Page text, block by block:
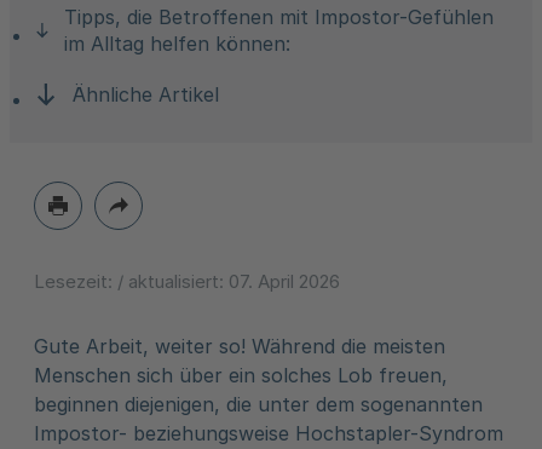
Tipps, die Betroffenen mit Impostor-Gefühlen
im Alltag helfen können:
Ähnliche Artikel
Lesezeit: / aktualisiert: 07. April 2026
Gute Arbeit, weiter so! Während die meisten
Menschen sich über ein solches Lob freuen,
beginnen diejenigen, die unter dem sogenannten
Impostor- beziehungsweise Hochstapler-Syndrom